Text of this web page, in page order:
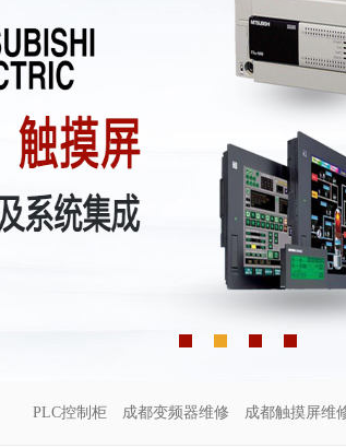
PLC控制柜 成都变频器维修 成都触摸屏维